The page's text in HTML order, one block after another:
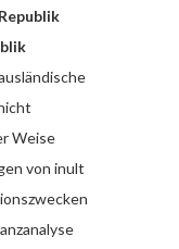
Weise
von inult